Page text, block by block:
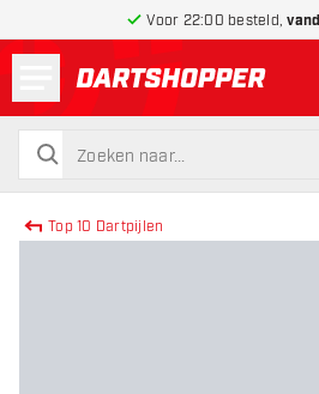
Voor 22:00 besteld,
terug naar home
zoeken
zoeken
Top 10 Dartpijlen